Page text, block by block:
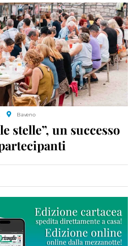
Baveno
stelle”, un successo